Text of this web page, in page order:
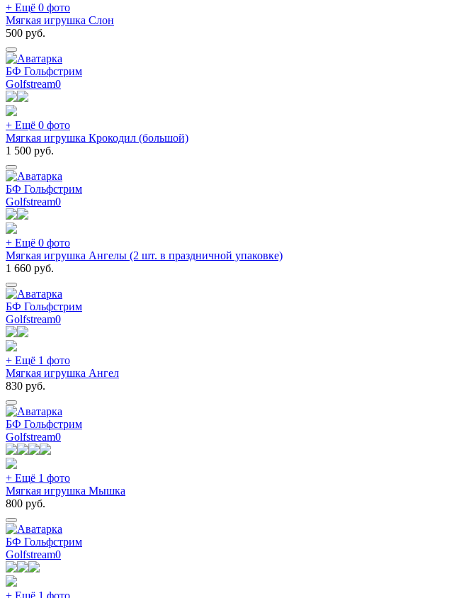
+ Ещё 0 фото
Мягкая игрушка Слон
500 руб.
БФ Гольфстрим
Golfstream0
+ Ещё 0 фото
Мягкая игрушка Крокодил (большой)
1 500 руб.
БФ Гольфстрим
Golfstream0
+ Ещё 0 фото
Мягкая игрушка Ангелы (2 шт. в праздничной упаковке)
1 660 руб.
БФ Гольфстрим
Golfstream0
+ Ещё 1 фото
Мягкая игрушка Ангел
830 руб.
БФ Гольфстрим
Golfstream0
+ Ещё 1 фото
Мягкая игрушка Мышка
800 руб.
БФ Гольфстрим
Golfstream0
+ Ещё 1 фото